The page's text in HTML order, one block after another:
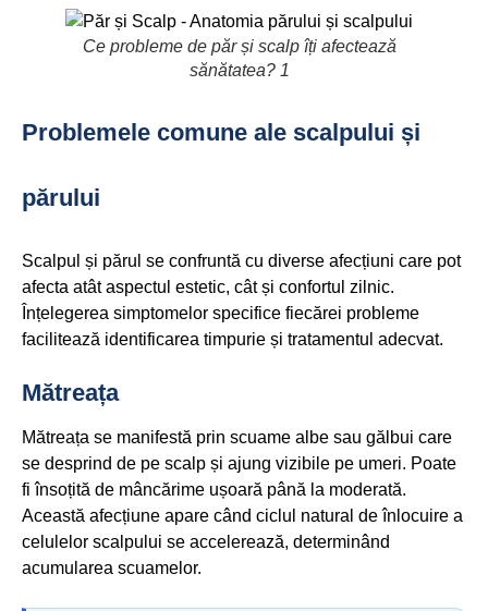
Ce probleme de păr și scalp îți afectează
sănătatea? 1
Problemele comune ale scalpului și
părului
Scalpul și părul se confruntă cu diverse afecțiuni care pot
afecta atât aspectul estetic, cât și confortul zilnic.
Înțelegerea simptomelor specifice fiecărei probleme
facilitează identificarea timpurie și tratamentul adecvat.
Mătreața
Mătreața se manifestă prin scuame albe sau gălbui care
se desprind de pe scalp și ajung vizibile pe umeri. Poate
fi însoțită de mâncărime ușoară până la moderată.
Această afecțiune apare când ciclul natural de înlocuire a
celulelor scalpului se accelerează, determinând
acumularea scuamelor.